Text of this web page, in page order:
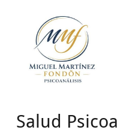
contenido
Salud